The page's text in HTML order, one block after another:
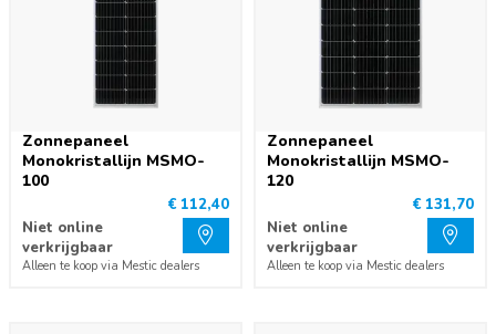
Zonnepaneel
Monokristallijn MSMO-
100
€ 112,40
Niet online
verkrijgbaar
Alleen te koop via Mestic dealers
Zonnepaneel
Monokristallijn MSMO-
120
€ 131,70
Niet online
verkrijgbaar
Alleen te koop via Mestic dealers